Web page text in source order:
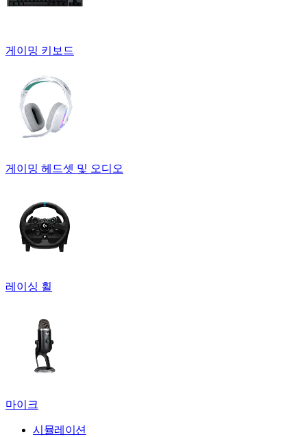
게이밍 키보드
게이밍 헤드셋 및 오디오
레이싱 휠
마이크
시뮬레이션